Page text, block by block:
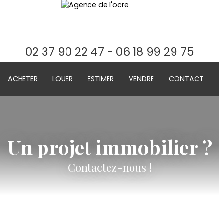
02 37 90 22 47 - 06 18 99 29 75
ACHETER LOUER ESTIMER VENDRE CONTACT
Un projet immobilier ?
Contactez-nous !